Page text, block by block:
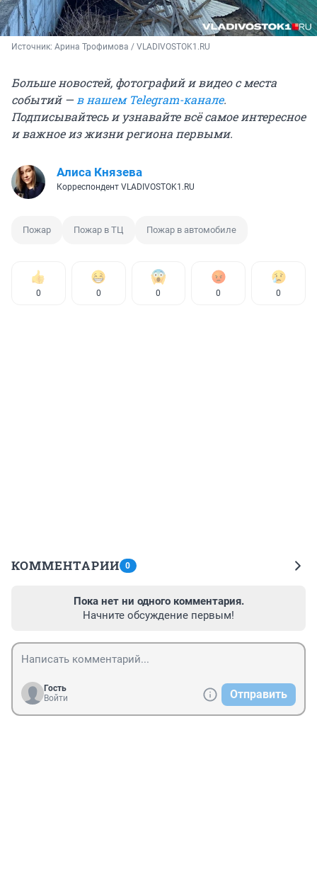
Источник: Арина Трофимова / VLADIVOSTOK1.RU
Больше новостей, фотографий и видео с места
событий —в нашем Telegram-канале.
Подписывайтесь и узнавайте всё самое интересное
и важное из жизни региона первыми.
Алиса Князева
Корреспондент VLADIVOSTOK1.RU
Пожар Пожар в ТЦ Пожар в автомобиле
0 0 0 0 0
КОММЕНТАРИИ 0
Пока нет ни одного комментария.
Начните обсуждение первым!
Гость
Войти
Отправить